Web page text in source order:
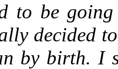
to be
decided
by birth. I